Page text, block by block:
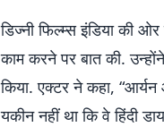
डिज्नी फिल्म्स इंडिया की
काम करने पर बात की.
किया. एक्टर ने कहा,
यकीन नहीं था कि वे हिंदी